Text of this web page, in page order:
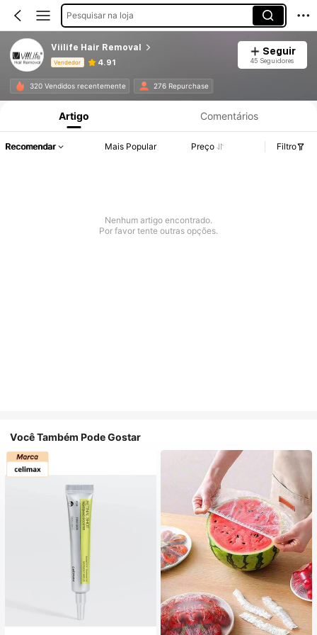
Pesquisar na loja
Viilife Hair Removal
Vendedor 4.91
Seguir
45 Seguidores
320 Vendidos recentemente 276 Repurchase
Informações do Produto: Divulgação de Preço, Vendas e Detalhes de Stock.
Artigo Comentários
Recomendar Mais Popular Preço Filtro
Nenhum artigo encontrado.
Por favor tente outras opções.
Você Também Pode Gostar